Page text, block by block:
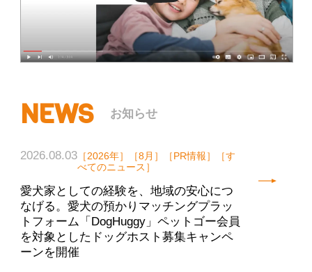
NEWS お知らせ
2026.08.03［2026年］［8月］［PR情報］［す
べてのニュース］
愛犬家としての経験を、地域の安心につ
なげる。愛犬の預かりマッチングプラッ
トフォーム「DogHuggy」ペットゴー会員
を対象としたドッグホスト募集キャンペ
ーンを開催